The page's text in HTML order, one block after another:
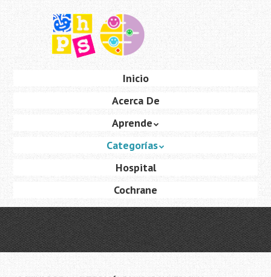
principal
Inicio
Acerca De
Aprende
Categorías
Hospital
Cochrane